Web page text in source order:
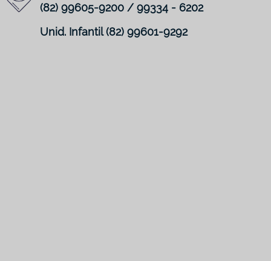
(82) 99605-9200 / 99334 - 6202
Unid. Infantil (82) 99601-9292